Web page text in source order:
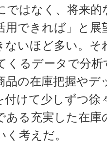
はなく、将来的
用できれば」と
ないほど多い。
くるデータで分
品の在庫把握や
付けて少しずつ
ある充実した在
く考えだ。